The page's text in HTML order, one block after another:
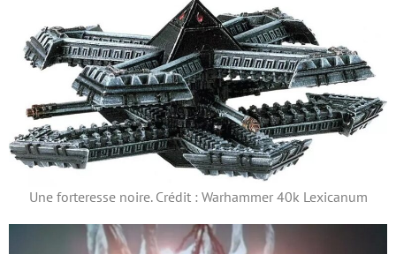
Une forteresse noire. Crédit : Warhammer 40k Lexicanum